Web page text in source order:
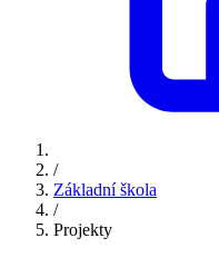
/
Základní škola
/
Projekty